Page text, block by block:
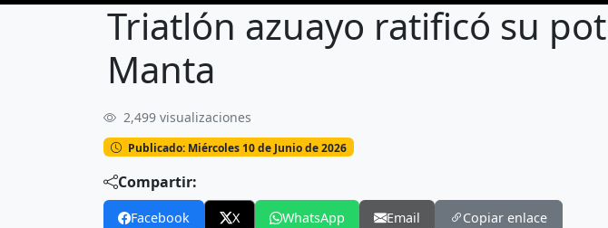
Triatlón azuayo ratificó su
Manta
Triatlón azuayo ratificó su potencial y fue primero en Manta
2,499 visualizaciones
Publicado: Miércoles 10 de Junio de 2026
Compartir:
Facebook X WhatsApp Email Copiar enlace